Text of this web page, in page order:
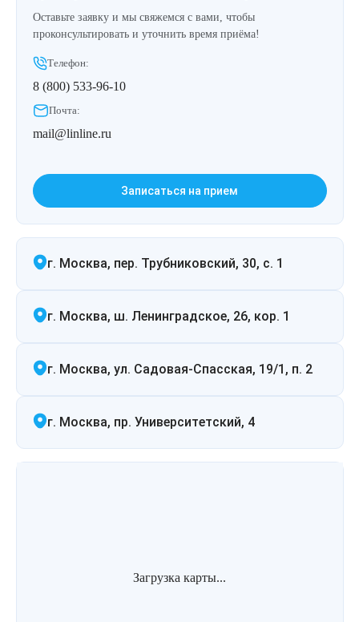
Оставьте заявку и мы свяжемся с вами, чтобы
проконсультировать и уточнить время приёма!
Телефон:
8 (800) 533-96-10
Почта:
mail@linline.ru
Записаться на прием
г. Москва, пер. Трубниковский, 30, с. 1
г. Москва, ш. Ленинградское, 26, кор. 1
г. Москва, ул. Садовая-Спасская, 19/1, п. 2
г. Москва, пр. Университетский, 4
Загрузка карты...
QOOL- омоложение
Карбоновый пилинг
Лазерное лечение ринофимы
Интимное лазерное омоложение
Лазерная подтяжка кожи живота
Лазерная подтяжка кожи на бедрах и коленях
Лазерное омоложение груди
Купить абонемент